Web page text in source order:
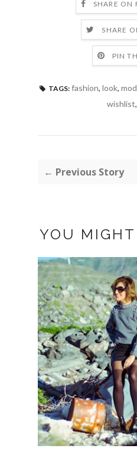
SHARE ON
SHARE
PIN
TAGS: fashion, look,
wishlist,
← Previous Story
YOU